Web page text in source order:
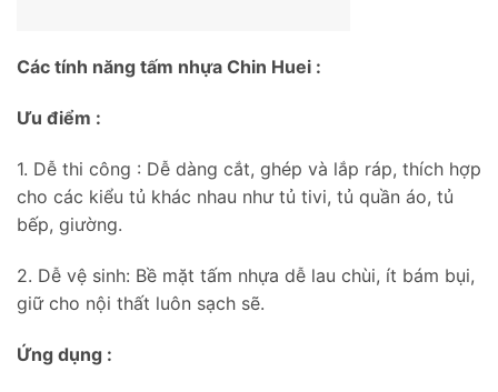
Các tính năng tấm nhựa Chin Huei :
Ưu điểm :
1. Dễ thi công : Dễ dàng cắt, ghép và lắp ráp, thích hợp
cho các kiểu tủ khác nhau như tủ tivi, tủ quần áo, tủ
bếp, giường.
2. Dễ vệ sinh: Bề mặt tấm nhựa dễ lau chùi, ít bám bụi,
giữ cho nội thất luôn sạch sẽ.
Ứng dụng :